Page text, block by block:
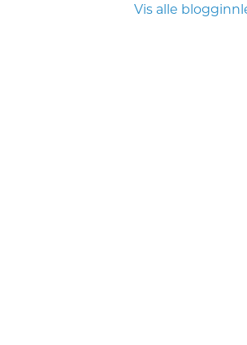
Vis alle